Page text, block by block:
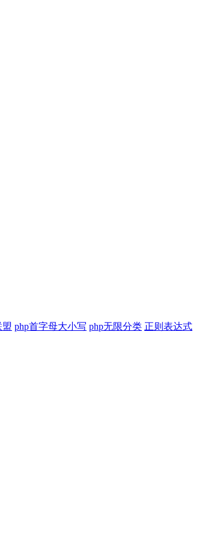
盟 php首字母大小写 php无限分类 正则表达式